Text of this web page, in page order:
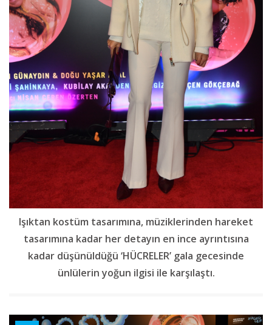
Işıktan kostüm tasarımına, müziklerinden hareket
tasarımına kadar her detayın en ince ayrıntısına
kadar düşünüldüğü ‘HÜCRELER’ gala gecesinde
ünlülerin yoğun ilgisi ile karşılaştı.